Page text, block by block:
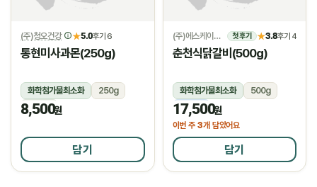
(주)청오건강 ★5.0후기 6
통현미사과몬(250g)
화학첨가물최소화
250g
상온
8,500원
담기
(주)에스케이위드 첫 후기 ★3.8후기 4
춘천식닭갈비(500g)
화학첨가물최소화
500g
냉동
17,500원
이번 주 3개 담았어요
담기